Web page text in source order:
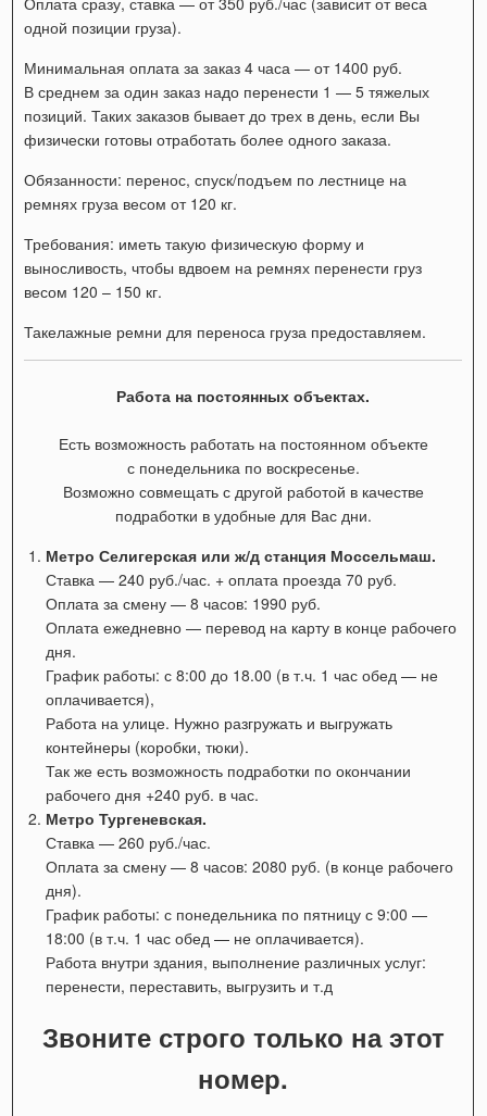
одной позиции груза).
Минимальная оплата за заказ 4 часа — от 1400 руб.
В среднем за один заказ надо перенести 1 — 5 тяжелых
позиций. Таких заказов бывает до трех в день, если Вы
физически готовы отработать более одного заказа.
Обязанности: перенос, спуск/подъем по лестнице на
ремнях груза весом от 120 кг.
Требования: иметь такую физическую форму и
выносливость, чтобы вдвоем на ремнях перенести груз
весом 120 – 150 кг.
Такелажные ремни для переноса груза предоставляем.
Работа на постоянных объектах.
Есть возможность работать на постоянном объекте
с понедельника по воскресенье.
Возможно совмещать с другой работой в качестве
подработки в удобные для Вас дни.
Метро Селигерская или ж/д станция Моссельмаш.
Ставка — 240 руб./час. + оплата проезда 70 руб.
Оплата за смену — 8 часов: 1990 руб.
Оплата ежедневно — перевод на карту в конце рабочего
дня.
График работы: с 8:00 до 18.00 (в т.ч. 1 час обед — не
оплачивается),
Работа на улице. Нужно разгружать и выгружать
контейнеры (коробки, тюки).
Так же есть возможность подработки по окончании
рабочего дня +240 руб. в час.
Метро Тургеневская.
Ставка — 260 руб./час.
Оплата за смену — 8 часов: 2080 руб. (в конце рабочего
дня).
График работы: с понедельника по пятницу с 9:00 —
18:00 (в т.ч. 1 час обед — не оплачивается).
Работа внутри здания, выполнение различных услуг:
перенести, переставить, выгрузить и т.д
Звоните строго только на этот
номер.